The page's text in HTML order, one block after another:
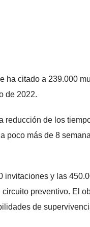
ha citado a 239.000
de 2022.
reducción de los
poco más de 8
invitaciones y las
preventivo. El
de